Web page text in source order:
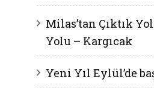
Milas’tan Çıktık
Yolu – Kargıcak
Yeni Yıl Eylül’de